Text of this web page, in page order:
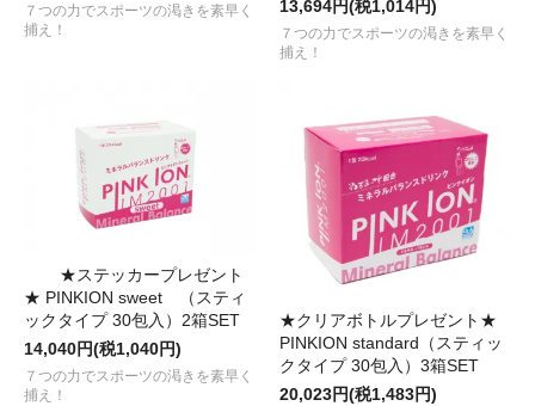
７つの力でスポーツの渇きを素早く
捕え！
13,694円(税1,014円)
７つの力でスポーツの渇きを素早く
捕え！
★ステッカープレゼント
★ PINKION sweet （スティ
ックタイプ 30包入）2箱SET
14,040円(税1,040円)
７つの力でスポーツの渇きを素早く
捕え！
★クリアボトルプレゼント★
PINKION standard（スティッ
クタイプ 30包入）3箱SET
20,023円(税1,483円)